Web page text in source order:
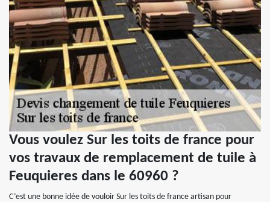
Vous voulez Sur les toits de france pour
vos travaux de remplacement de tuile à
Feuquieres dans le 60960 ?
C’est une bonne idée de vouloir Sur les toits de france artisan pour